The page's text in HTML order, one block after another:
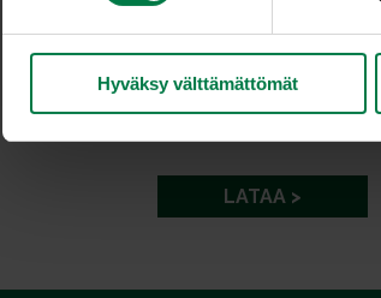
k
a
Hyväksy välttämättömät
LATAA